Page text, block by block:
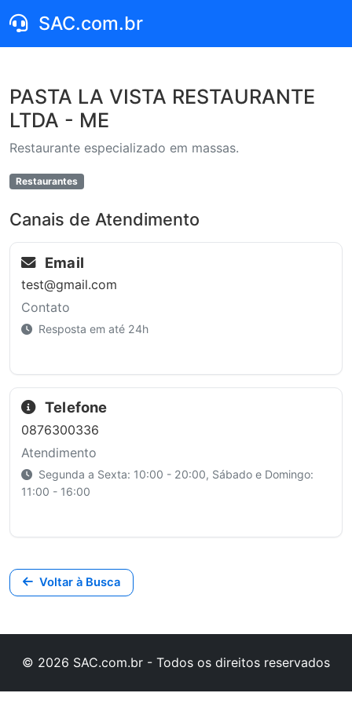
SAC.com.br
PASTA LA VISTA RESTAURANTE
LTDA - ME
Restaurante especializado em massas.
Restaurantes
Canais de Atendimento
Email
test@gmail.com
Contato
Resposta em até 24h
Telefone
0876300336
Atendimento
Segunda a Sexta: 10:00 - 20:00, Sábado e Domingo:
11:00 - 16:00
Voltar à Busca
© 2026 SAC.com.br - Todos os direitos reservados